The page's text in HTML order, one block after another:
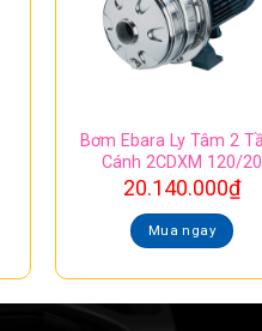
Bơm Ebara Ly Tâm 2
Cánh 2CDXM 120/20
20.140.000₫
Mua ngay